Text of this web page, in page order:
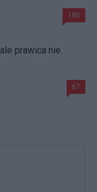
180
prawica nie.
67